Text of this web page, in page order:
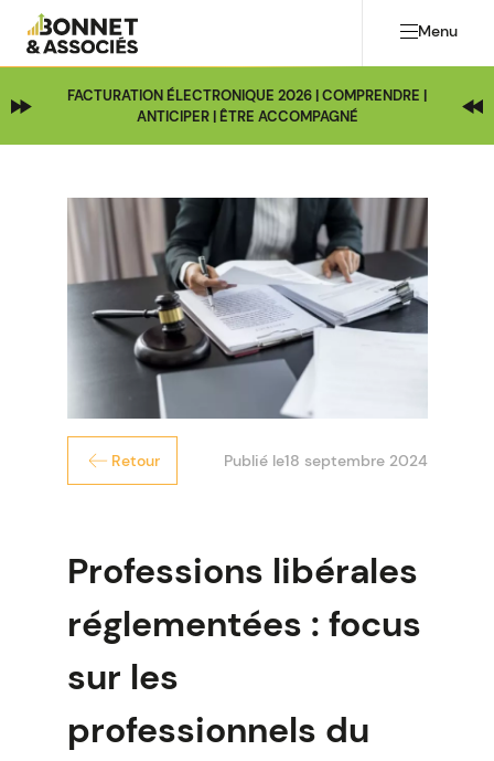
Menu
FACTURATION ÉLECTRONIQUE 2026 | COMPRENDRE |
ANTICIPER | ÊTRE ACCOMPAGNÉ
Retour Publié le18 septembre 2024
Professions libérales
réglementées : focus
sur les
professionnels du